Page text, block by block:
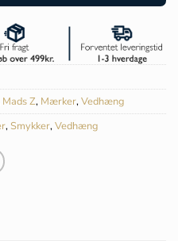
Mads Z, Mærker,Vedhæng
, Smykker,Vedhæng